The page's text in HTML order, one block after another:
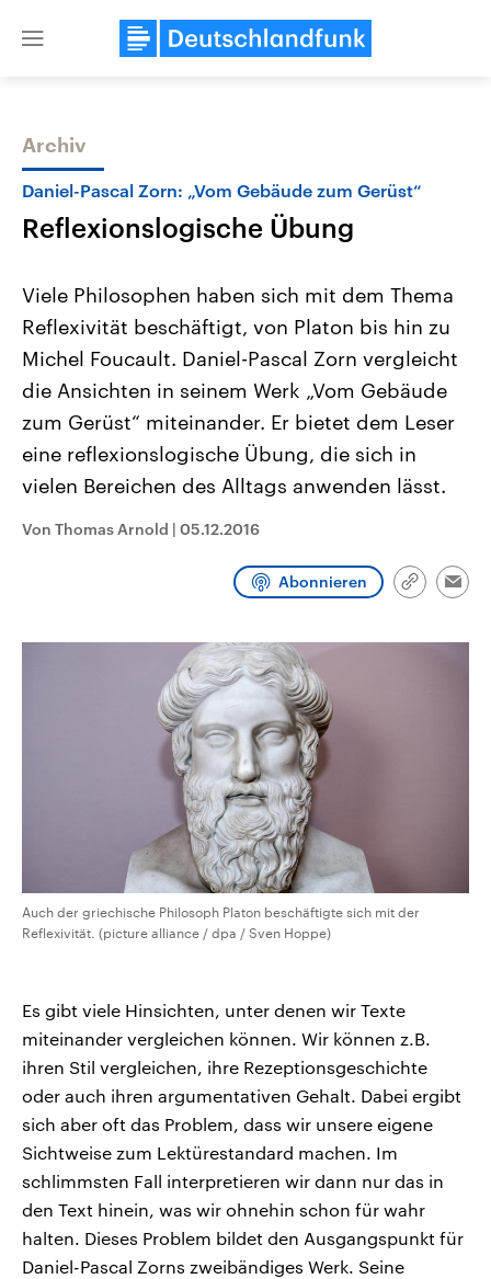
Close
Themen
Landtagswahl Sachsen-Anhalt
2026
Alle Informationen
Sachsen-Anhalt wählt am 6.
September 2026 einen neuen
Landtag. Seit 2021 wird das
Bundesland von einer Koalition aus
Umfragen, Prognosen,
Wahlprogramme, aktuelle Berichte
und Kandidaten der anstehenden
USA
Aktuelle Beiträge,
Hintergründe
Wirtschaftlich und
gehören die Vereinigten
den mächtigsten Ländern
mit großem Einfluss auf
Archiv
Daniel-Pascal Zorn: „Vom Gebäude zum Gerüst“
Reflexionslogische Übung
Viele Philosophen haben sich mit dem Thema
Reflexivität beschäftigt, von Platon bis hin zu
Michel Foucault. Daniel-Pascal Zorn vergleicht
die Ansichten in seinem Werk „Vom Gebäude
zum Gerüst“ miteinander. Er bietet dem Leser
eine reflexionslogische Übung, die sich in
vielen Bereichen des Alltags anwenden lässt.
Von Thomas Arnold | 05.12.2016
Abonnieren
Link
Auch der griechische Philosoph Platon beschäftigte sich mit der
Reflexivität. (picture alliance / dpa / Sven Hoppe)
Es gibt viele Hinsichten, unter denen wir Texte
miteinander vergleichen können. Wir können z.B.
ihren Stil vergleichen, ihre Rezeptionsgeschichte
oder auch ihren argumentativen Gehalt. Dabei ergibt
sich aber oft das Problem, dass wir unsere eigene
Sichtweise zum Lektürestandard machen. Im
schlimmsten Fall interpretieren wir dann nur das in
den Text hinein, was wir ohnehin schon für wahr
halten. Dieses Problem bildet den Ausgangspunkt für
Daniel-Pascal Zorns zweibändiges Werk. Seine